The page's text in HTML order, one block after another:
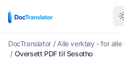
DocTranslator / Alle verktøy - for alle
/ Oversett PDF til Sesotho